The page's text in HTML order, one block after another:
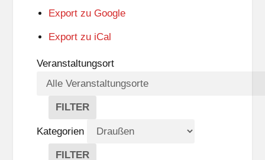
Export zu Google
Export zu iCal
Veranstaltungsort
FILTER
V
E
R
A
Kategorien
FILTER